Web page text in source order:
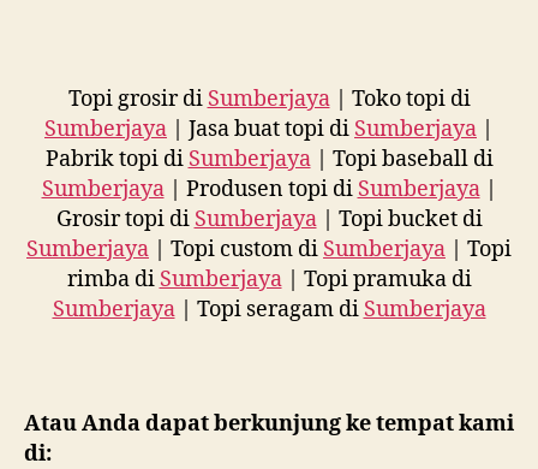
Topi grosir di Sumberjaya| Toko topi di
Sumberjaya | Jasa buat topi di Sumberjaya |
Pabrik topi di Sumberjaya| Topi baseball di
Sumberjaya| Produsen topi di Sumberjaya|
Grosir topi di Sumberjaya| Topi bucket di
Sumberjaya | Topi custom di Sumberjaya | Topi
rimba di Sumberjaya| Topi pramuka di
Sumberjaya| Topi seragam di Sumberjaya
Atau Anda dapat berkunjung ke tempat kami
di: